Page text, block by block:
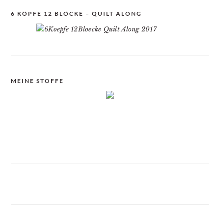
6 KÖPFE 12 BLÖCKE – QUILT ALONG
MEINE STOFFE